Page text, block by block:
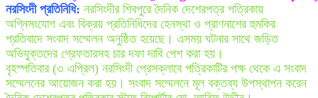
নরসিংদী প্রতিনিধি: নরসিংদীর শিবপুরে দৈনিক দেশেরপত্র পত্রিকায়
অগ্নিসংযোগ এবং বিক্রয় প্রতিনিধিদের হেনস্থা ও প্রাণনাশের হুমকির
প্রতিবাদে সংবাদ সম্মেলন অনুষ্ঠিত হয়েছে। এসময় ঘটনার সাথে জড়িত
অভিযুক্তদের গ্রেফতারসহ চার দফা দাবি পেশ করা হয়।
বৃহস্পতিবার (৩ এপ্রিল) নরসিংদী প্রেসক্লাবে পত্রিকাটির পক্ষ থেকে এ সংবাদ
সম্মেলনের আয়োজন করা হয়। সংবাদ সম্মেলনে মূল বক্তব্য উপস্থাপন করেন